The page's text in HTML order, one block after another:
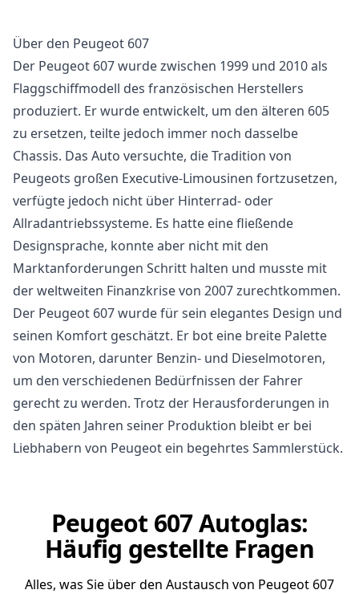
Über den Peugeot 607
Der Peugeot 607 wurde zwischen 1999 und 2010 als
Flaggschiffmodell des französischen Herstellers
produziert. Er wurde entwickelt, um den älteren 605
zu ersetzen, teilte jedoch immer noch dasselbe
Chassis. Das Auto versuchte, die Tradition von
Peugeots großen Executive-Limousinen fortzusetzen,
verfügte jedoch nicht über Hinterrad- oder
Allradantriebssysteme. Es hatte eine fließende
Designsprache, konnte aber nicht mit den
Marktanforderungen Schritt halten und musste mit
der weltweiten Finanzkrise von 2007 zurechtkommen.
Der Peugeot 607 wurde für sein elegantes Design und
seinen Komfort geschätzt. Er bot eine breite Palette
von Motoren, darunter Benzin- und Dieselmotoren,
um den verschiedenen Bedürfnissen der Fahrer
gerecht zu werden. Trotz der Herausforderungen in
den späten Jahren seiner Produktion bleibt er bei
Liebhabern von Peugeot ein begehrtes Sammlerstück.
Peugeot 607 Autoglas:
Häufig gestellte Fragen
Alles, was Sie über den Austausch von Peugeot 607